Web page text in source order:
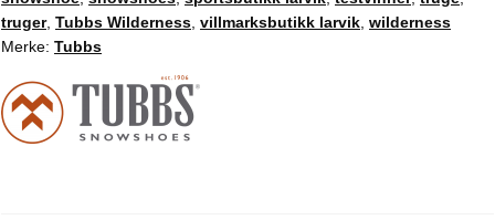
truger, Tubbs Wilderness villmarksbutikk larvik wilderness
Merke: Tubbs